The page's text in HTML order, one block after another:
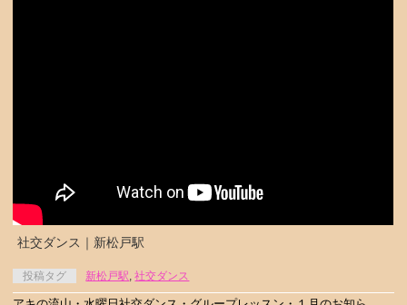
社交ダンス｜新松戸駅
投稿タグ 新松戸駅,社交ダンス